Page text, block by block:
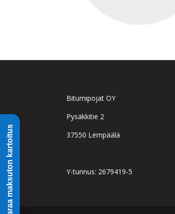
Bitumipojat OY
Pysäkkitie 2
37550 Lempäälä
Y-tunnus: 2679419-5